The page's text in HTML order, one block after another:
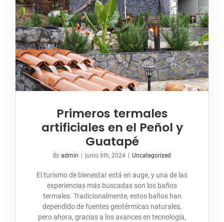
Primeros termales
artificiales en el Peñol y
Guatapé
By admin | junio 6th, 2024 | Uncategorized
El turismo de bienestar está en auge, y una de las
experiencias más buscadas son los baños
termales. Tradicionalmente, estos baños han
dependido de fuentes geotérmicas naturales,
pero ahora, gracias a los avances en tecnología,